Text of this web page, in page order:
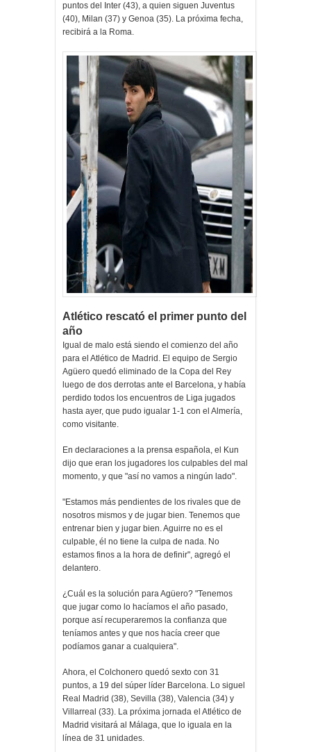
puntos del Inter (43), a quien siguen Juventus
(40), Milan (37) y Genoa (35). La próxima fecha,
recibirá a la Roma.
Atlético rescató el primer punto del
año
Igual de malo está siendo el comienzo del año
para el Atlético de Madrid. El equipo de Sergio
Agüero quedó eliminado de la Copa del Rey
luego de dos derrotas ante el Barcelona, y había
perdido todos los encuentros de Liga jugados
hasta ayer, que pudo igualar 1-1 con el Almería,
como visitante.
En declaraciones a la prensa española, el Kun
dijo que eran los jugadores los culpables del mal
momento, y que "así no vamos a ningún lado".
"Estamos más pendientes de los rivales que de
nosotros mismos y de jugar bien. Tenemos que
entrenar bien y jugar bien. Aguirre no es el
culpable, él no tiene la culpa de nada. No
estamos finos a la hora de definir", agregó el
delantero.
¿Cuál es la solución para Agüero? "Tenemos
que jugar como lo hacíamos el año pasado,
porque así recuperaremos la confianza que
teníamos antes y que nos hacía creer que
podíamos ganar a cualquiera".
Ahora, el Colchonero quedó sexto con 31
puntos, a 19 del súper líder Barcelona. Lo siguel
Real Madrid (38), Sevilla (38), Valencia (34) y
Villarreal (33). La próxima jornada el Atlético de
Madrid visitará al Málaga, que lo iguala en la
línea de 31 unidades.